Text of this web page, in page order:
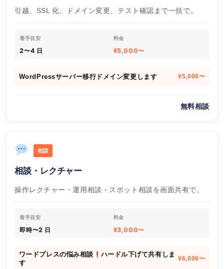
引越、SSL 化、ドメイン変更、テスト確認まで一括で。
着手目安
2〜4 日
料金
¥5,000〜
WordPressサーバー移行ドメイン変更します ¥5,000〜
無料相談
相談
相談・レクチャー
操作レクチャー・運用相談・スポット相談を画面共有で。
着手目安
即時〜2 日
料金
¥3,000〜
ワードプレスの悩み相談
ハードル下げて共有しま
す
¥6,000〜